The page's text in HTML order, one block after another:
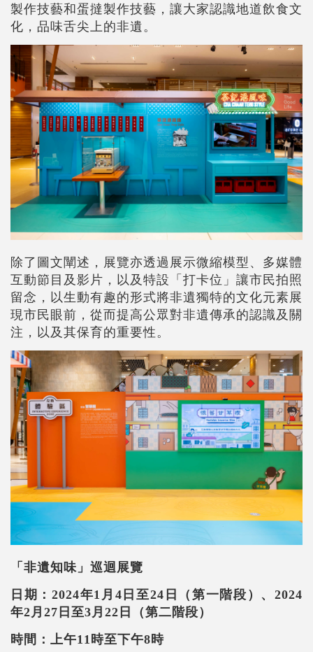
製作技藝和蛋撻製作技藝，讓大家認識地道飲食文
化，品味舌尖上的非遺。
除了圖文闡述，展覽亦透過展示微縮模型、多媒體
互動節目及影片，以及特設「打卡位」讓市民拍照
留念，以生動有趣的形式將非遺獨特的文化元素展
現市民眼前，從而提高公眾對非遺傳承的認識及關
注，以及其保育的重要性。
「非遺知味」巡迴展覽
日期：2024年1月4日至24日（第一階段）、 2024
年2月 27 日至3月 22 日（第二階段）
時間：上午11時至下午8時